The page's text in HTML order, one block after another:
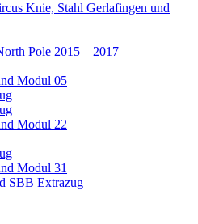
Knie, Stahl Ger­la­fin­gen und
Pole 2015 – 2017
Modul 05
Modul 22
Modul 31
SBB Extrazug